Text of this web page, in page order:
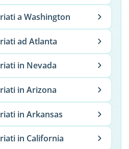
a Washington
ad Atlanta
in Nevada
in Arizona
in Arkansas
in California